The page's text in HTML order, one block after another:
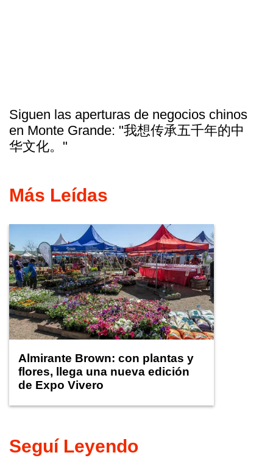
Siguen las aperturas de negocios chinos
en Monte Grande: "我想传承五千年的中
华文化。"
Más Leídas
Almirante Brown: con plantas y
flores, llega una nueva edición
de Expo Vivero
Seguí Leyendo